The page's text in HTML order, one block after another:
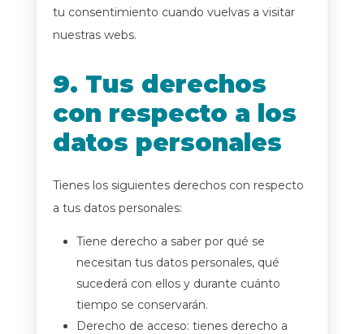
tu consentimiento cuando vuelvas a visitar
nuestras webs.
9. Tus derechos
con respecto a los
datos personales
Tienes los siguientes derechos con respecto
a tus datos personales:
Tiene derecho a saber por qué se
necesitan tus datos personales, qué
sucederá con ellos y durante cuánto
tiempo se conservarán.
Derecho de acceso: tienes derecho a